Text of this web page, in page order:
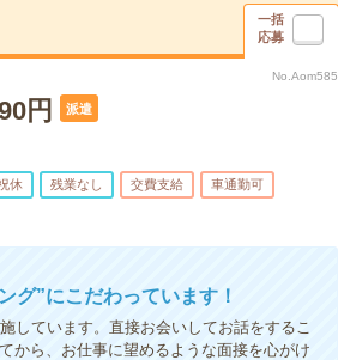
一括
応募
No.Aom585
円 派遣
休 残業なし 交費支給 車通勤可
グ”にこだわっています！
しています。直接お会いしてお話をするこ
から、お仕事に望めるような面接を心がけ